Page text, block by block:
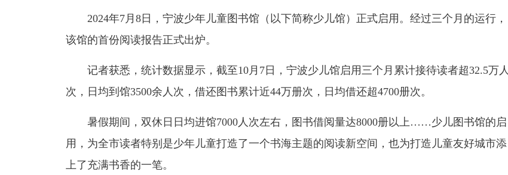
2024年7月8日，宁波少年儿童图书馆（以下简称少儿馆）正式启用。经过三个月的运行，
该馆的首份阅读报告正式出炉。
记者获悉，统计数据显示，截至10月7日，宁波少儿馆启用三个月累计接待读者超32.5万人
次，日均到馆3500余人次，借还图书累计近44万册次，日均借还超4700册次。
暑假期间，双休日日均进馆7000人次左右，图书借阅量达8000册以上……少儿图书馆的启
用，为全市读者特别是少年儿童打造了一个书海主题的阅读新空间，也为打造儿童友好城市添
上了充满书香的一笔。